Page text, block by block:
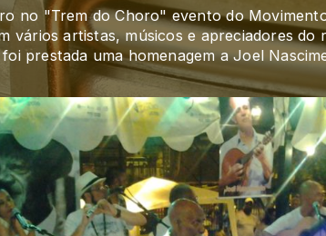
no "Trem do Choro" evento do
vários artistas, músicos e apreciadores
prestada uma homenagem a Joel